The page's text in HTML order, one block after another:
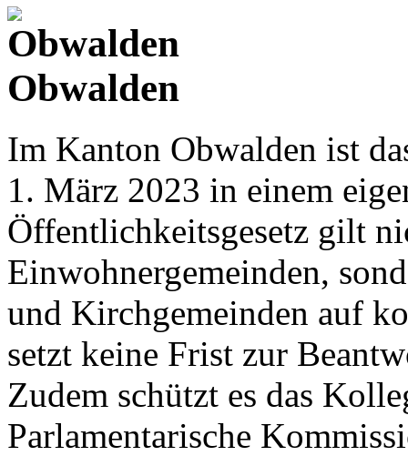
Obwalden
Im Kanton Obwalden ist
1. März 2023 in einem
Öffentlichkeitsgesetz gilt
Einwohnergemeinden,
und Kirchgemeinden auf
setzt keine Frist zur
Zudem schützt es das
Parlamentarische